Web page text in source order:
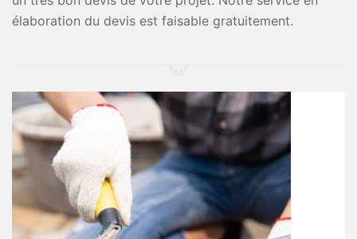
élaboration du devis est faisable gratuitement.